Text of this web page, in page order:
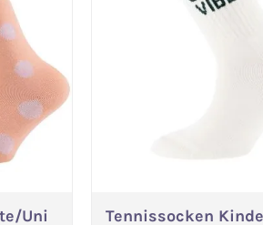
Uni
Tennissocken